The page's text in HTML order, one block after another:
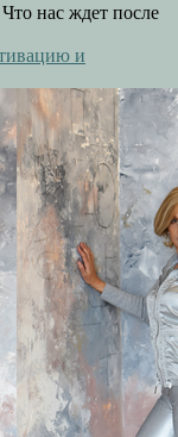
Что нас ждет после
и